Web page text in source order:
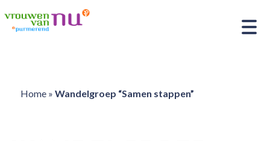
Home» Wandelgroep “Samen stappen”